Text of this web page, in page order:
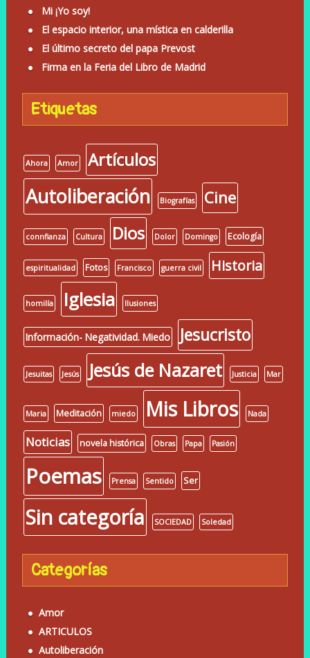
Mi ¡Yo soy!
El espacio interior, una mística en calderilla
El último secreto del papa Prevost
Firma en la Feria del Libro de Madrid
Etiquetas
Ahora Amor Artículos
Autoliberación Biografías Cine
connfianza Cultura Dios Dolor Domingo Ecología
espiritualidad Fotos Francisco guerra civil Historia
homilía Iglesia Ilusiones
Información- Negatividad. Miedo Jesucristo
Jesuitas Jesús Jesús de Nazaret Justicia Mar
Maria Meditación miedo Mis Libros Nada
Noticias novela histórica Obras Papa Pasión
Poemas Prensa Sentido Ser
Sin categoría SOCIEDAD Soledad
Categorías
Amor
ARTICULOS
Autoliberación